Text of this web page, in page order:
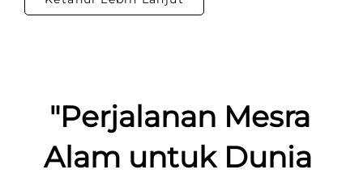
"Perjalanan Mesra
Alam untuk Dunia